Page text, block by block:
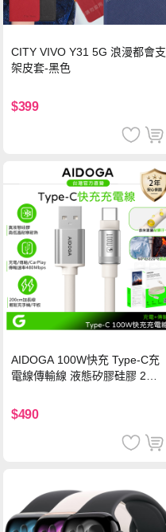
CITY VIVO Y31 5G 浪漫都會支
架皮套-黑色
$399
AIDOGA 100W快充 Type-C充
電線傳輸線 液態矽膠硅膠 2M
$490